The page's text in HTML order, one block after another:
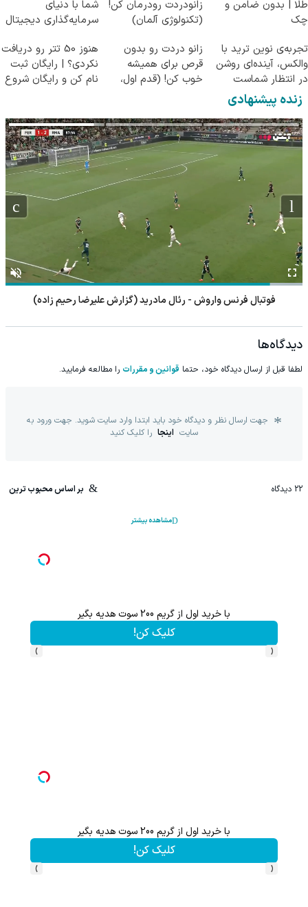
طلا | بدون ضامن و
چک
زانودردت رودرمان کن!
(تکنولوژی آلمان)
شما با دنیای
سرمایه‌گذاری دیجیتال
تجربه‌ی نوین ترید با
والکس، آینده‌ای روشن
در انتظار شماست
زانو دردت رو بدون
قرص برای همیشه
خوب کن! (قدم اول،
هنوز 50 تتر رو دریافت
نکردی؟ | رایگان ثبت
نام کن و رایگان شروع
زنده پیشنهادی
فوتبال فرنس واروش - رئال مادرید (گزارش علیرضا رحیم زاده)
دیدگاه‌ها
لطفا قبل از ارسال دیدگاه خود، حتما قوانین و مقررات را مطالعه فرمایید.
جهت ارسال نظر و دیدگاه خود باید ابتدا وارد سایت شوید. جهت ورود به
سایت اینجا را کلیک کنید
22 دیدگاه بر اساس محبوب ترین
مشاهده بیشتر
با خرید اول از گریم 200 سوت هدیه بگیر
کلیک کن!
‹
›
با خرید اول از گریم 200 سوت هدیه بگیر
کلیک کن!
‹
›